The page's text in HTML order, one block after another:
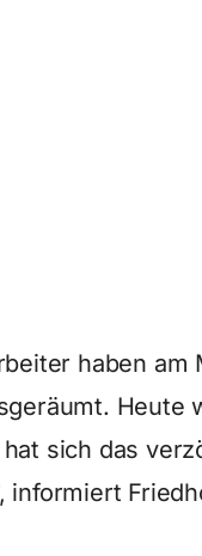
haben
Heute
hat sich das
informiert